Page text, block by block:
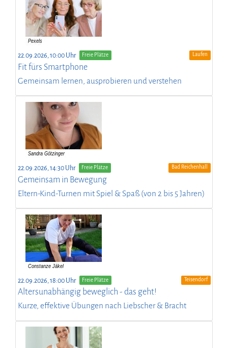
22.09.2026, 10:00 Uhr Freie Plätze Laufen
Fit fürs Smartphone
Gemeinsam lernen, ausprobieren und verstehen
22.09.2026, 14:30 Uhr Freie Plätze Bad Reichenhall
Gemeinsam in Bewegung
Eltern-Kind-Turnen mit Spiel & Spaß (von 2 bis 5 Jahren)
22.09.2026, 18:00 Uhr Freie Plätze Teisendorf
Altersunabhängig beweglich - das geht!
Kurze, effektive Übungen nach Liebscher & Bracht